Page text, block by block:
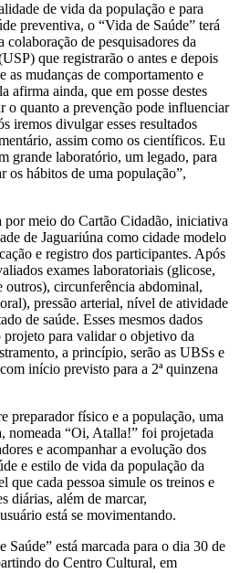
de vida da população e para
preventiva, o “Vida de Saúde” terá
de pesquisadores da
que registrarão o antes e depois
as mudanças de comportamento e
afirma ainda, que em posse destes
o quanto a prevenção pode influenciar
iremos divulgar esses resultados
assim como os científicos. Eu
grande laboratório, um legado, para
os hábitos de uma população”,
por meio do Cartão Cidadão, iniciativa
de Jaguariúna como cidade modelo
e registro dos participantes. Após
exames laboratoriais (glicose,
outros), circunferência abdominal,
pressão arterial, nível de atividade
de saúde. Esses mesmos dados
para validar o objetivo da
a princípio, serão as UBSs e
início previsto para a 2ª quinzena
preparador físico e a população, uma
nomeada “Oi, Atalla!” foi projetada
e acompanhar a evolução dos
e estilo de vida da população da
que cada pessoa simule os treinos e
diárias, além de marcar,
está se movimentando.
está marcada para o dia 30 de
do Centro Cultural, em